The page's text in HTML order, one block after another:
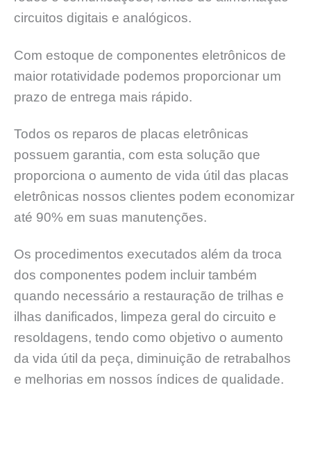
circuitos digitais e analógicos.
Com estoque de componentes eletrônicos de
maior rotatividade podemos proporcionar um
prazo de entrega mais rápido.
Todos os reparos de placas eletrônicas
possuem garantia, com esta solução que
proporciona o aumento de vida útil das placas
eletrônicas nossos clientes podem economizar
até 90% em suas manutenções.
Os procedimentos executados além da troca
dos componentes podem incluir também
quando necessário a restauração de trilhas e
ilhas danificados, limpeza geral do circuito e
resoldagens, tendo como objetivo o aumento
da vida útil da peça, diminuição de retrabalhos
e melhorias em nossos índices de qualidade.